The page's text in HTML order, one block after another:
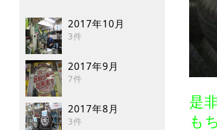
2017年10月
3件
2017年9月
7件
2017年8月
3件
是
も